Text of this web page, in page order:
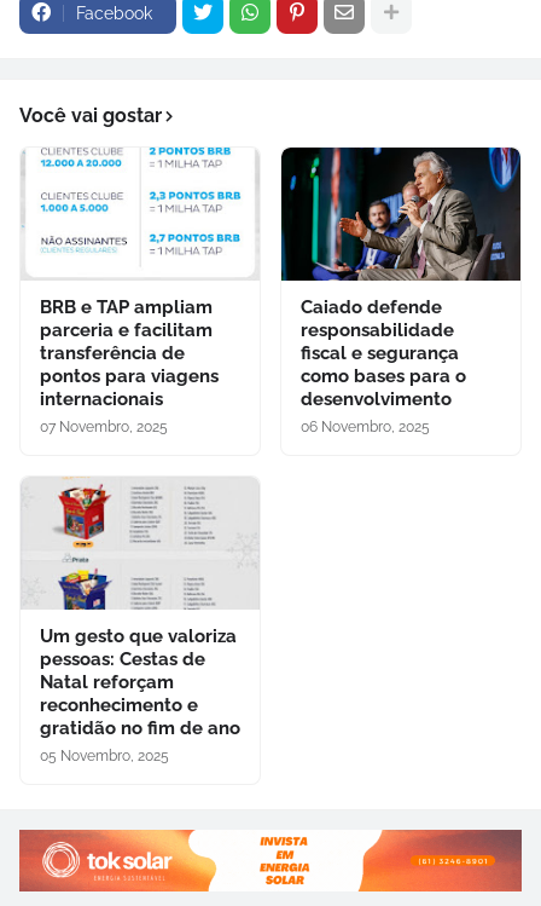
Facebook
Você vai gostar
BRB e TAP ampliam
parceria e facilitam
transferência de
pontos para viagens
internacionais
07 Novembro, 2025
Caiado defende
responsabilidade
fiscal e segurança
como bases para o
desenvolvimento
06 Novembro, 2025
Um gesto que valoriza
pessoas: Cestas de
Natal reforçam
reconhecimento e
gratidão no fim de ano
05 Novembro, 2025